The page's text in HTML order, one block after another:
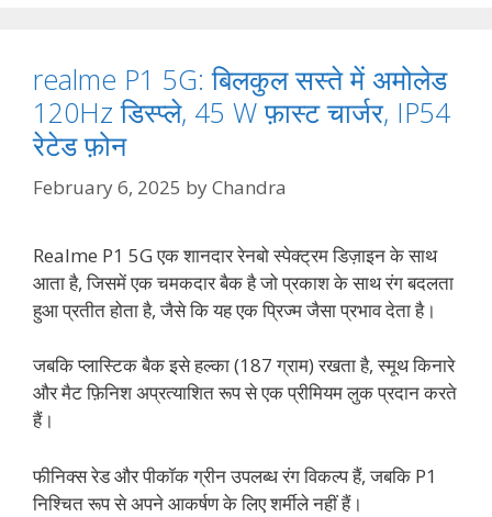
realme P1 5G: बिलकुल सस्ते में अमोलेड
120Hz डिस्प्ले, 45 W फ़ास्ट चार्जर, IP54
रेटेड फ़ोन
February 6, 2025 byChandra
Realme P1 5G एक शानदार रेनबो स्पेक्ट्रम डिज़ाइन के साथ
आता है, जिसमें एक चमकदार बैक है जो प्रकाश के साथ रंग बदलता
हुआ प्रतीत होता है, जैसे कि यह एक प्रिज्म जैसा प्रभाव देता है।
जबकि प्लास्टिक बैक इसे हल्का (187 ग्राम) रखता है, स्मूथ किनारे
और मैट फ़िनिश अप्रत्याशित रूप से एक प्रीमियम लुक प्रदान करते
हैं।
फीनिक्स रेड और पीकॉक ग्रीन उपलब्ध रंग विकल्प हैं, जबकि P1
निश्चित रूप से अपने आकर्षण के लिए शर्मीले नहीं हैं।